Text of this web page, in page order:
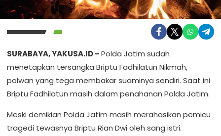
SURABAYA, YAKUSA.ID –Polda Jatim sudah
menetapkan tersangka Briptu Fadhilatun Nikmah,
polwan yang tega membakar suaminya sendiri. Saat ini
Briptu Fadhilatun masih dalam penahanan Polda Jatim.
Meski demikian Polda Jatim masih merahasikan pemicu
tragedi tewasnya Briptu Rian Dwi oleh sang istri.